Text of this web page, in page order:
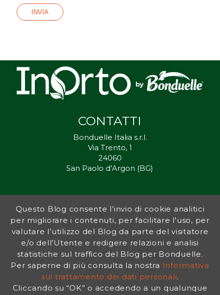
CONTATTI
Bonduelle Italia s.r.l.
Via Trento, 1
24060
San Paolo d’Argon (BG)
Inorto.org è dal 2011 il punto di riferimento per gli ortisti italiani, e
fornisce preziosi consigli sia ai più esperti che a nuovi interessati.
L’obiettivo di Bonduelle è ispirare la transizione verso una dieta a
base vegetale per contribuire al benessere delle persone e del
pianeta. In questo contesto si inserisce InOrto, simbolo dell’amore
per la terra e del rispetto dell’ambiente.
INFORMATIVA PRIVACY| NOTE LEGALI
Questo Blog consente l’invio di cookie analitici
per migliorare i contenuti, per facilitare l'uso, per
valutare l’utilizzo del Blog da parte del visitatore
e/o dell’Utente e redigere relazioni e analisi
statistiche sul traffico del Blog per Bonduelle.
Per saperne di più consulta la nostra Informativa
sul trattamento dei dati personali.
Cliccando su “OK” o accedendo a un qualunque